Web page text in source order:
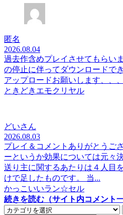
匿名
2026.08.04
過去作含めプレイさせてもらい
の停止に伴ってダウンロードで
アップロードお願いします、、、
ときどきエモクリヤル
どいさん
2026.08.03
プレイ＆コメントありがとうご
ーというか効果については元々
送り主に関するあたりは４人目
けで足したものです。 当...
かっこいいラン☆セル
続きを読む（サイト内コメント一